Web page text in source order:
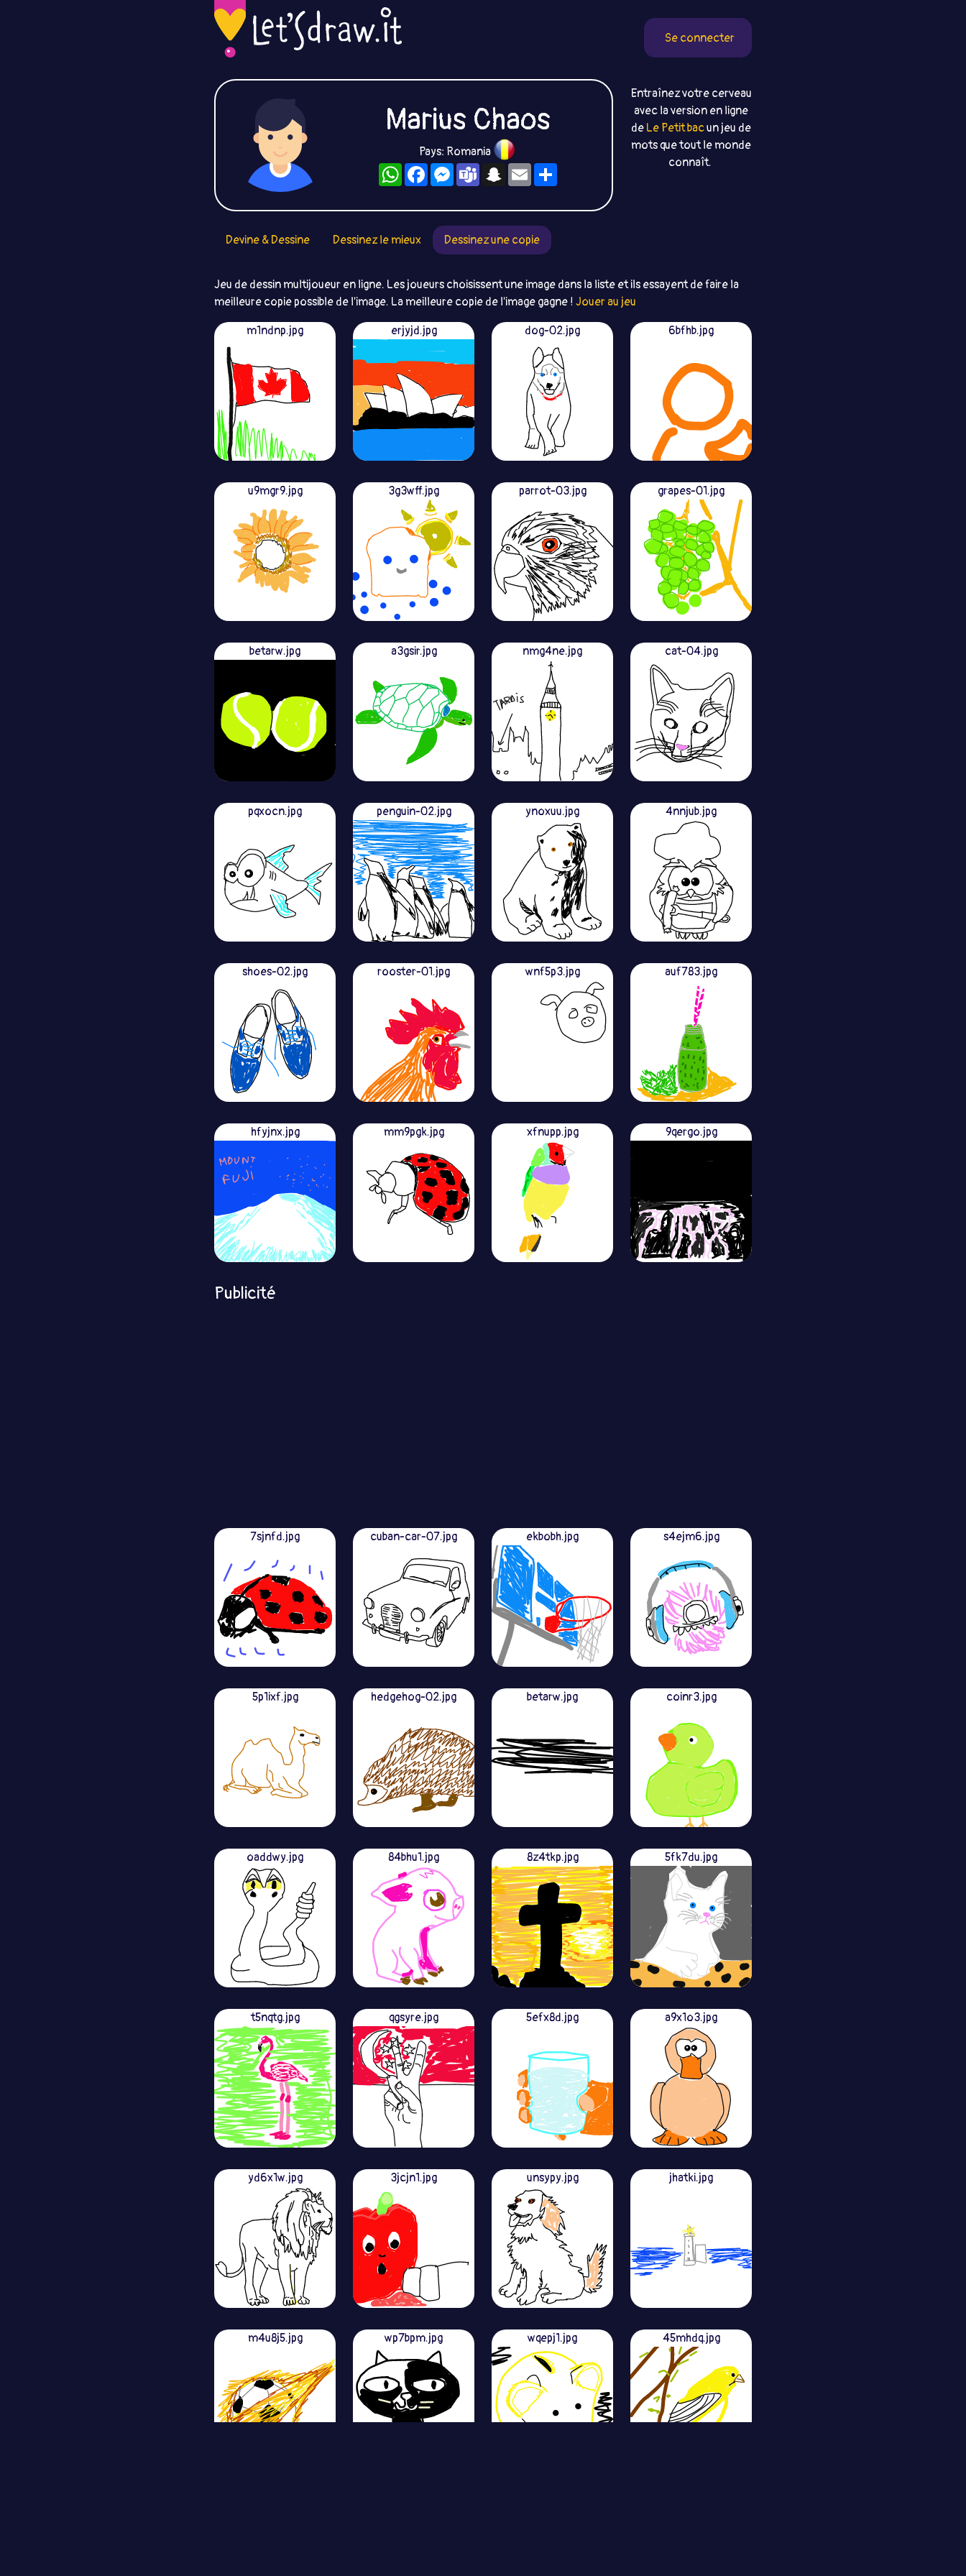
Se connecter
Marius Chaos
Pays: Romania
WhatsAppFacebookMessenger
TeamsSnapchat
EmailPartager
Entraînez votre cerveau
avec la version en ligne
de Le Petit bacun jeu de
mots que tout le monde
connaît.
Devine & Dessine Dessinez le mieux Dessinez une copie
Jeu de dessin multijoueur en ligne. Les joueurs choisissent une image dans la liste et ils essayent de faire la
meilleure copie possible de l'image. La meilleure copie de l'image gagne ! Jouer au jeu
m1ndnp.jpg
erjyjd.jpg dog-02.jpg 6bfhb.jpg
u9mgr9.jpg 3g3wff.jpg parrot-03.jpg grapes-01.jpg
betarw.jpg a3gsir.jpg nmg4ne.jpg cat-04.jpg
pqxocn.jpg penguin-02.jpg ynoxuu.jpg 4nnjub.jpg
shoes-02.jpg rooster-01.jpg wnf5p3.jpg auf783.jpg
hfyjnx.jpg mm9pgk.jpg xfnupp.jpg 9qergo.jpg
Publicité
7sjnfd.jpg cuban-car-07.jpg ekbobh.jpg s4ejm6.jpg
5p1ixf.jpg hedgehog-02.jpg betarw.jpg coinr3.jpg
oaddwy.jpg 84bhu1.jpg 8z4tkp.jpg 5fk7du.jpg
t5nqtg.jpg qgsyre.jpg 5efx8d.jpg a9x1o3.jpg
yd6x1w.jpg 3jcjn1.jpg unsypy.jpg jhatki.jpg
m4u8j5.jpg wp7bpm.jpg wqepj1.jpg 45mhdq.jpg